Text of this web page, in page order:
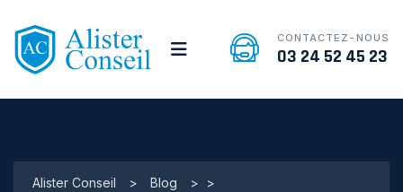
CONTACTEZ-NOUS
03 24 52 45 23
Alister Conseil > Blog >
>